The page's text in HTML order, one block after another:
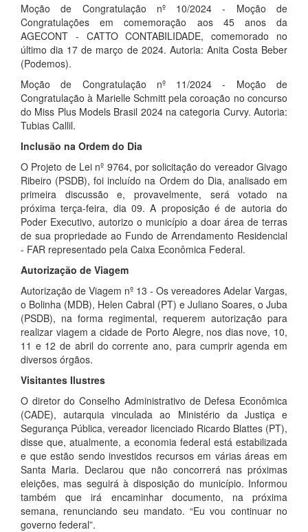
Moção de Congratulação nº 10/2024 - Moção de
Congratulações em comemoração aos 45 anos da
AGECONT - CATTO CONTABILIDADE, comemorado no
último dia 17 de março de 2024. Autoria: Anita Costa Beber
(Podemos).
Moção de Congratulação nº 11/2024 - Moção de
Congratulação à Marielle Schmitt pela coroação no concurso
do Miss Plus Models Brasil 2024 na categoria Curvy. Autoria:
Tubias Callil.
Inclusão na Ordem do Dia
O Projeto de Lei nº 9764, por solicitação do vereador Givago
Ribeiro (PSDB), foi incluído na Ordem do Dia, analisado em
primeira discussão e, provavelmente, será votado na
próxima terça-feira, dia 09. A proposição é de autoria do
Poder Executivo, autorizo o município a doar área de terras
de sua propriedade ao Fundo de Arrendamento Residencial
- FAR representado pela Caixa Econômica Federal.
Autorização de Viagem
Autorização de Viagem nº 13 - Os vereadores Adelar Vargas,
o Bolinha (MDB), Helen Cabral (PT) e Juliano Soares, o Juba
(PSDB), na forma regimental, requerem autorização para
realizar viagem a cidade de Porto Alegre, nos dias nove, 10,
11 e 12 de abril do corrente ano, para cumprir agenda em
diversos órgãos.
Visitantes Ilustres
O diretor do Conselho Administrativo de Defesa Econômica
(CADE), autarquia vinculada ao Ministério da Justiça e
Segurança Pública, vereador licenciado Ricardo Blattes (PT),
disse que, atualmente, a economia federal está estabilizada
e que estão sendo investidos recursos em várias áreas em
Santa Maria. Declarou que não concorrerá nas próximas
eleições, mas seguirá à disposição do município. Informou
também que irá encaminhar documento, na próxima
semana, renunciando seu mandato. “Eu vou continuar no
governo federal”.